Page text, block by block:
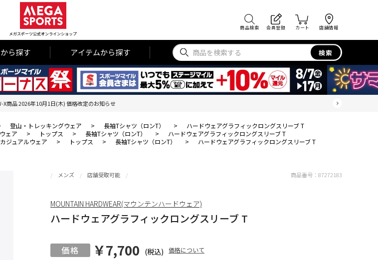
メガスポーツ公式オンラインショップ
商品検索 会員登録 カート 店舗情報
ら探す アイテムから探す 検索
X商品 2026年10月1日(木) 価格改定のお知らせ
登山・トレッキングウェア > 長袖Tシャツ（ロンT） >
ハードウェアグラフィックロングスリーブ T
ェア > トップス > 長袖Tシャツ（ロンT） >
ハードウェアグラフィックロングスリーブ T
ジュアルウェア > トップス > 長袖Tシャツ（ロンT） > ハードウェアグラフィックロングスリーブ T
メンズ 店舗受取可能
ハードウェアグラフィックロングスリーブ T
￥7,700 (税込) 価格について
商品番号： 87272183
MOUNTAIN HARDWEAR(マウンテンハードウェア)